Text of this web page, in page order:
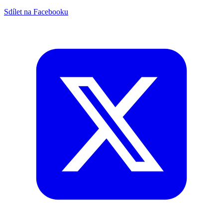
Sdílet na Facebooku